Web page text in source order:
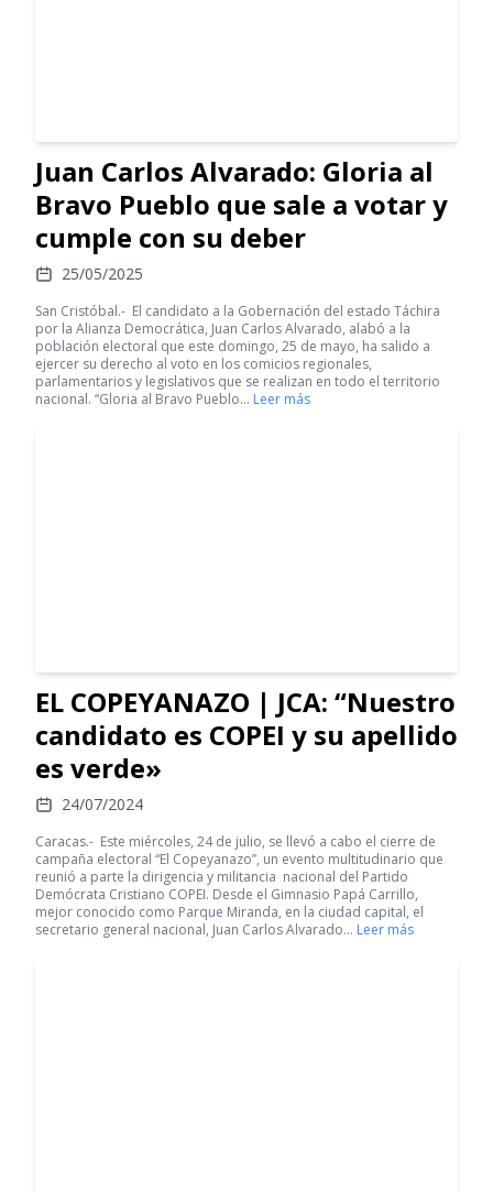
Juan Carlos Alvarado: Gloria al
Bravo Pueblo que sale a votar y
cumple con su deber
25/05/2025
San Cristóbal.- El candidato a la Gobernación del estado Táchira
por la Alianza Democrática, Juan Carlos Alvarado, alabó a la
población electoral que este domingo, 25 de mayo, ha salido a
ejercer su derecho al voto en los comicios regionales,
parlamentarios y legislativos que se realizan en todo el territorio
nacional. “Gloria al Bravo Pueblo… Leer más
EL COPEYANAZO | JCA: “Nuestro
candidato es COPEI y su apellido
es verde»
24/07/2024
Caracas.- Este miércoles, 24 de julio, se llevó a cabo el cierre de
campaña electoral “El Copeyanazo”, un evento multitudinario que
reunió a parte la dirigencia y militancia nacional del Partido
Demócrata Cristiano COPEI. Desde el Gimnasio Papá Carrillo,
mejor conocido como Parque Miranda, en la ciudad capital, el
secretario general nacional, Juan Carlos Alvarado… Leer más